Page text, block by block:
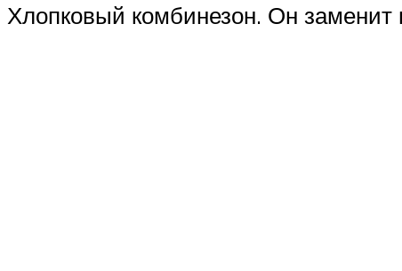
Хлопковый комбинезон. Он